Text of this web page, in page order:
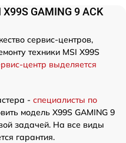
GAMING 9 ACK
сервис-центров,
техники MSI X99S
центр выделяется
- специалисты по
модель X99S GAMING 9
задачей. На все виды
гарантия.